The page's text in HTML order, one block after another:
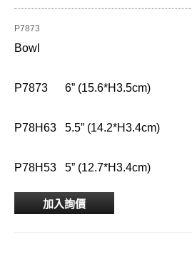
P7873
Bowl
P7873 6” (15.6*H3.5cm)
P78H63 5.5” (14.2*H3.4cm)
P78H53 5” (12.7*H3.4cm)
加入詢價